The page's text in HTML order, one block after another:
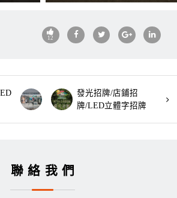
12
發光招牌/店鋪招
牌/LED立體字招牌
聯絡我們